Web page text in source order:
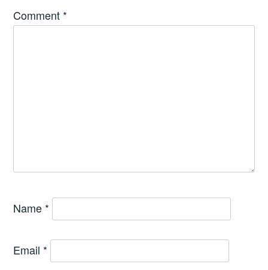
Comment *
Name *
Email *